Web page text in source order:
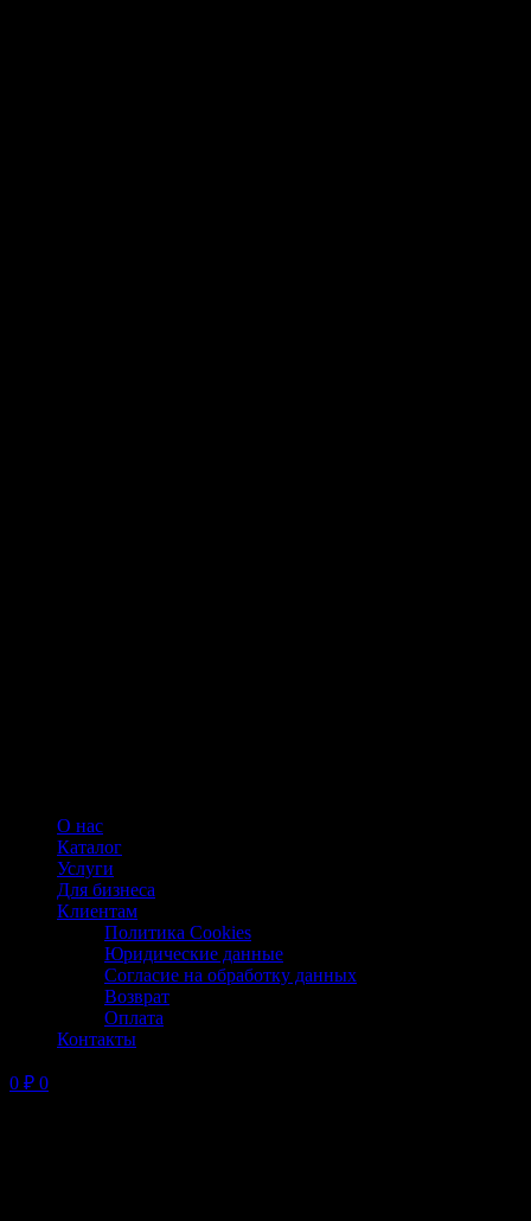
О нас
Каталог
Услуги
Для бизнеса
Клиентам
Политика Cookies
Юридические данные
Согласие на обработку данных
Возврат
Оплата
Контакты
0 ₽ 0